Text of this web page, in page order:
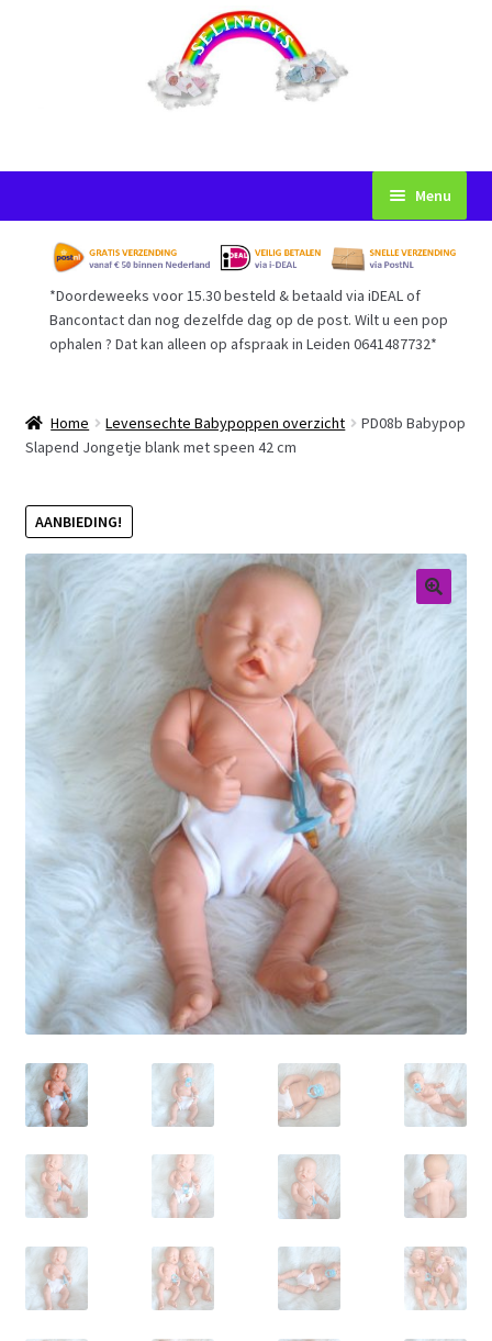
naar
navigatie
inhoud
Menu
Startpagina
Voorwaarden
Afrekenen
Retouren
Over ons
*Doordeweeks voor 15.30 besteld & betaald via iDEAL of
Bancontact dan nog dezelfde dag op de post. Wilt u een pop
ophalen ? Dat kan alleen op afspraak in Leiden 0641487732*
Home Levensechte Babypoppen overzicht
PD08b Babypop
Slapend Jongetje blank met speen 42 cm
AANBIEDING!